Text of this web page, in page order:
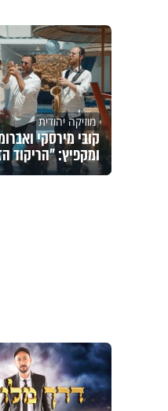
מוזיקה יהודית
קובי מירסקי
ומקפיץ: "הריקוד